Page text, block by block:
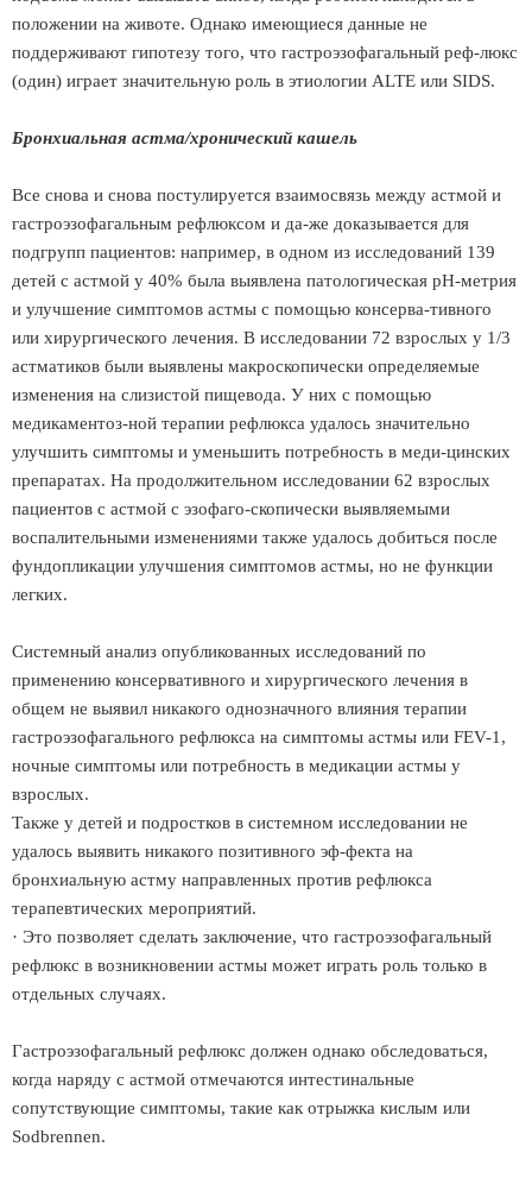
положении на животе. Однако имеющиеся данные не
поддерживают гипотезу того, что гастроэзофагальный реф-люкс
(один) играет значительную роль в этиологии ALTE или SIDS.
Бронхиальная астма/хронический кашель
Все снова и снова постулируется взаимосвязь между астмой и
гастроэзофагальным рефлюксом и да-же доказывается для
подгрупп пациентов: например, в одном из исследований 139
детей с астмой у 40% была выявлена патологическая рН-метрия
и улучшение симптомов астмы с помощью консерва-тивного
или хирургического лечения. В исследовании 72 взрослых у 1/3
астматиков были выявлены макроскопически определяемые
изменения на слизистой пищевода. У них с помощью
медикаментоз-ной терапии рефлюкса удалось значительно
улучшить симптомы и уменьшить потребность в меди-цинских
препаратах. На продолжительном исследовании 62 взрослых
пациентов с астмой с эзофаго-скопически выявляемыми
воспалительными изменениями также удалось добиться после
фундопликации улучшения симптомов астмы, но не функции
легких.
Системный анализ опубликованных исследований по
применению консервативного и хирургического лечения в
общем не выявил никакого однозначного влияния терапии
гастроэзофагального рефлюкса на симптомы астмы или FEV-1,
ночные симптомы или потребность в медикации астмы у
взрослых.
Также у детей и подростков в системном исследовании не
удалось выявить никакого позитивного эф-фекта на
бронхиальную астму направленных против рефлюкса
терапевтических мероприятий.
· Это позволяет сделать заключение, что гастроэзофагальный
рефлюкс в возникновении астмы может играть роль только в
отдельных случаях.
Гастроэзофагальный рефлюкс должен однако обследоваться,
когда наряду с астмой отмечаются интестинальные
сопутствующие симптомы, такие как отрыжка кислым или
Sodbrennen.